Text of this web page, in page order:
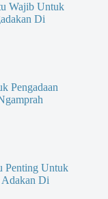
Wajib Untuk
Di
Pengadaan
Penting Untuk
Adakan Di